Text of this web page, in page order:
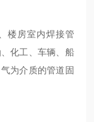
楼房室内焊接管
化工、车辆、船
为介质的管道固